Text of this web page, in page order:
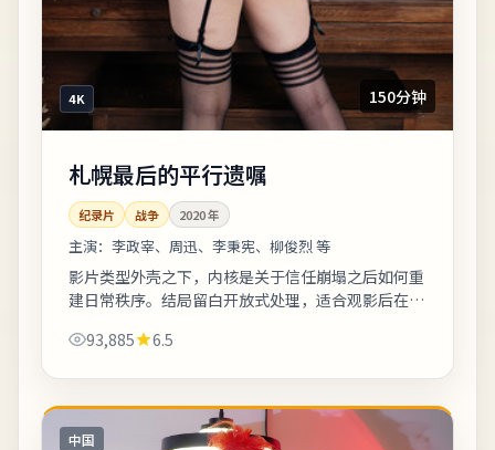
4K 150分钟
札幌最后的平行遗嘱
纪录片 战争 2020年
主演： 李政宰、周迅、李秉宪、柳俊烈 等
影片类型外壳之下，内核是关于信任崩塌之后如何重
建日常秩序。结局留白开放式处理，适合观影后在社
的地域符号与文化语境值得关注。《札幌最...
93,885 6.5
中国